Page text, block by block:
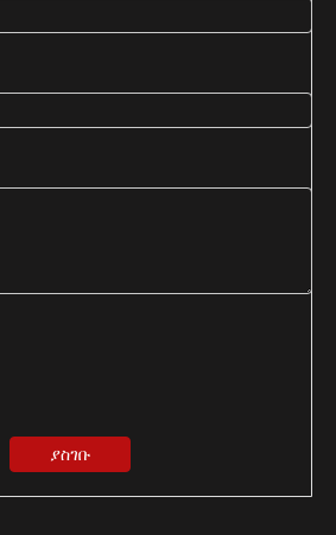
ያስገቡ